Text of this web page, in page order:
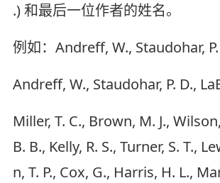
.) 和最后一位作者的姓名。
例如：Andreff, W., Staudohar,
Andreff, W., Staudohar, P. D.,
Miller, T. C., Brown, M. J.,
B. B., Kelly, R. S., Turner, S. T.,
n, T. P., Cox, G., Harris, H. L.,